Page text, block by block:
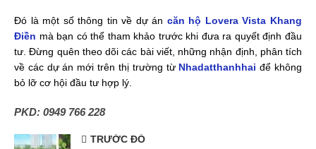
Đó là một số thông tin về dự án căn hộ Lovera Vista Khang
Điền mà bạn có thể tham khảo trước khi đưa ra quyết định đầu
tư. Đừng quên theo dõi các bài viết, những nhận định, phân tích
về các dự án mới trên thị trường từ Nhadatthanhhai để không
bỏ lỡ cơ hội đầu tư hợp lý.
PKD: 0949 766 228
TRƯỚC ĐÓ